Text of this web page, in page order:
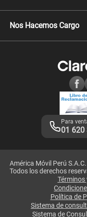
Celulares Motorola
Llamada por llamada
Comprobantes
Consulta de IMEI
Nos Hacemos Cargo
Consulta de reclamos
Adquirientes iPhone 6, 6S
Mensaje de Seguridad
Términos y Condiciones
Libro de Reclamaciones
Legales de marketplace
Para
01 620
América Móvil Perú
Todos los derechos
Términos
Política de
Sistema de
Sistema de